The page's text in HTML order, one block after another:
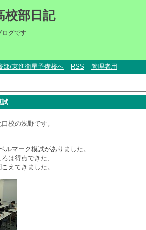
校部日記
ログです
部/東進衛星予備校へ RSS 管理者用
試
校の浅野です。
ルマーク模試がありました。
は得点できた、
えてきました。